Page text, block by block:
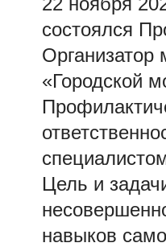
состоялся
«Городской
Цель и
навыков